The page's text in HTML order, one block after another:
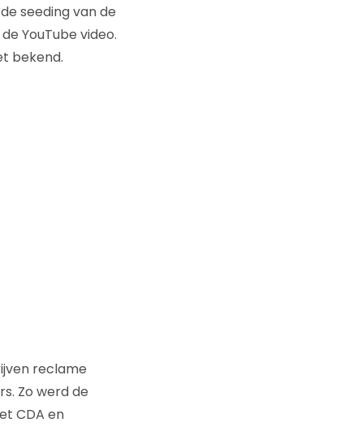
seeding van de
YouTube video.
bekend.
reclame
Zo werd de
CDA en